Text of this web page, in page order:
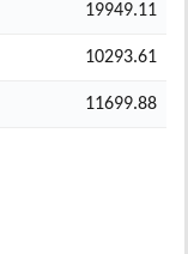
19949.11
10293.61
11699.88